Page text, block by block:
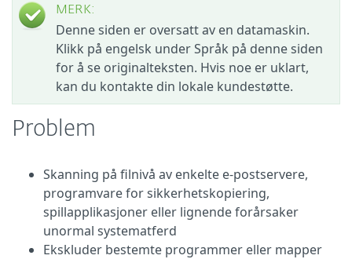
MERK:
Denne siden er oversatt av en datamaskin.
Klikk på engelsk under Språk på denne siden
for å se originalteksten. Hvis noe er uklart,
kan du kontakte din lokale kundestøtte.
Problem
Skanning på filnivå av enkelte e-postservere,
programvare for sikkerhetskopiering,
spillapplikasjoner eller lignende forårsaker
unormal systematferd
Ekskluder bestemte programmer eller mapper